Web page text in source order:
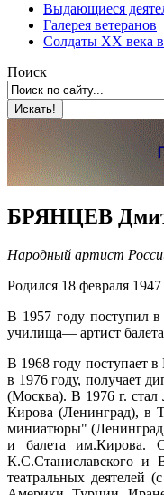
Выдающиеся
Галерея ветеранов
Солдаты XX века
Поиск
БРЯНЦЕВ
Народный артист
Родился 18 февраля
В 1957 году поступил в
училища— артист
В 1968 году поступает
в 1976 году, получает
(Москва). В 1976 г. стал
Кирова (Ленинград), в
миниатюры"
и балета им.Кирова.
К.С.Станиславского и
театральных деятелей